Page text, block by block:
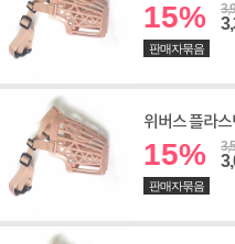
15%
판매자묶음
위버스 플라
15%
판매자묶음